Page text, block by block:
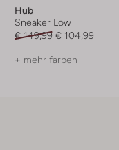
Hub
Sneaker Low
€ 149,99 € 104,99
+ mehr farben